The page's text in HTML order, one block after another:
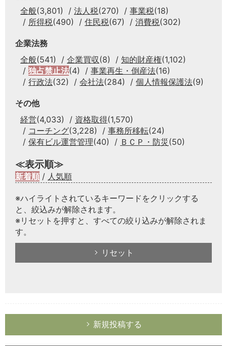
全般(3,801) 法人税(270) 事業税(18)
所得税(490) 住民税(67) 消費税(302)
企業法務
全般(541) 企業買収(8) 知的財産権(1,102)
独占禁止法(4) 事業再生・倒産法(16)
行政法(32) 会社法(284) 個人情報保護法(9)
その他
経営(4,033) 資格取得(1,570)
コーチング(3,228) 事務所移転(24)
保有ビル運営管理(40) ＢＣＰ・防災 (50)
≪表示順≫
新着順 / 人気順
※ハイライトされているキーワードをクリックする
と、絞込みが解除されます。
※リセットを押すと、すべての絞り込みが解除されま
す。
リセット
新規投稿する